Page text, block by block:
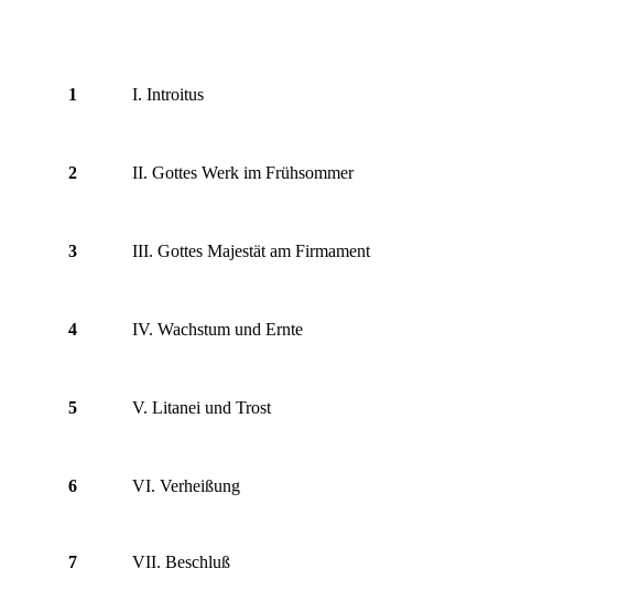
1 I. Introitus
2 II. Gottes Werk im Frühsommer
3 III. Gottes Majestät am Firmament
4 IV. Wachstum und Ernte
5 V. Litanei und Trost
6 VI. Verheißung
7 VII. Beschluß